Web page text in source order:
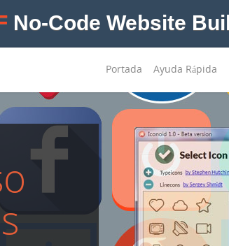
Portada Ayuda Rápida
No-Code Website